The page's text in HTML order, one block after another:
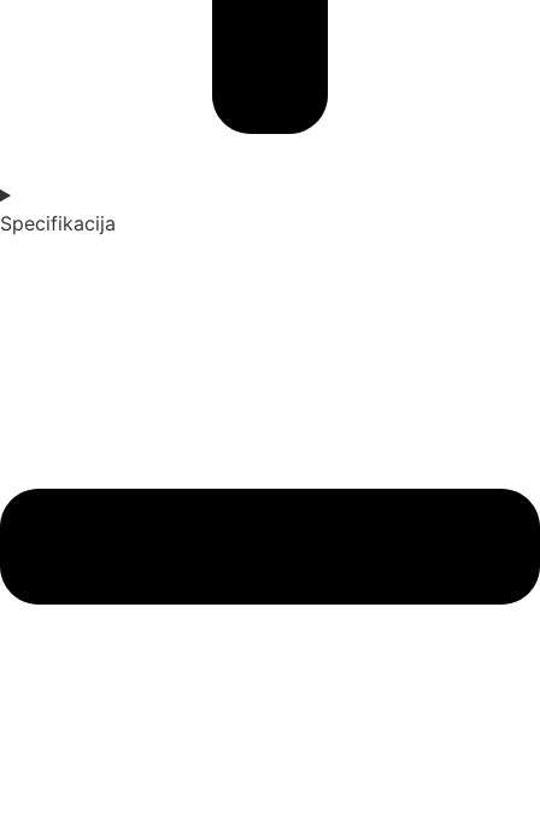
Specifikacija